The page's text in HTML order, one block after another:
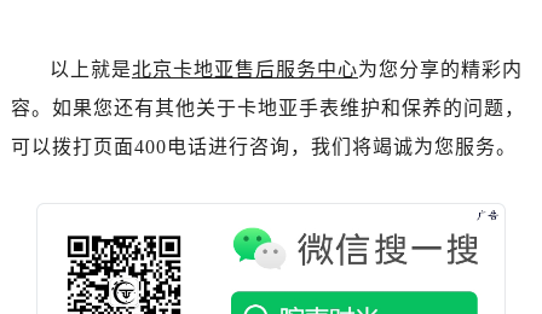
以上就是北京卡地亚售后服务中心为您分享的精彩内
容。如果您还有其他关于卡地亚手表维护和保养的问题，
可以拨打页面400电话进行咨询，我们将竭诚为您服务。